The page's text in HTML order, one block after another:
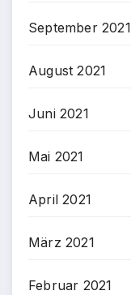
September 2021
August 2021
Juni 2021
Mai 2021
April 2021
März 2021
Februar 2021